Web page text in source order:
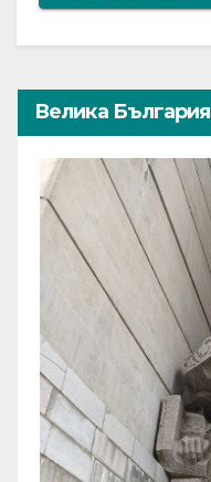
Велика България